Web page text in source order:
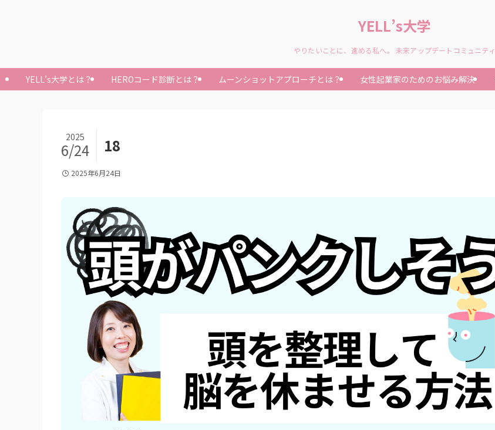
YELL’s大学
やりたいことに、進める私へ。 未来アップデートコミュニティ
YELL’s大学とは？ HEROコード診断とは？ ムーンショットアプローチとは？ 女性起業家のためのお悩み解決
18
2025
6/24
2025年6月24日